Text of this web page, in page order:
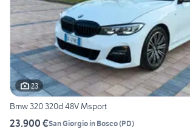
23
Bmw 320 320d 48V Msport
23.900 €San Giorgio in Bosco(PD)